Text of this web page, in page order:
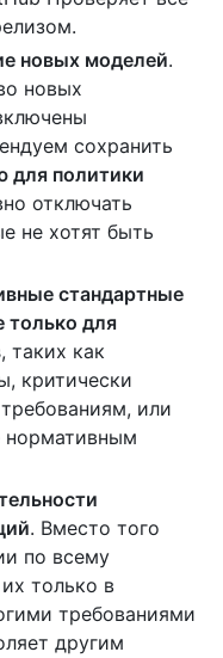
новых моделей.
новых
сохранить
для политики
отключать
не хотят быть
стандартные
только для
, таких как
критически
или
нормативным
. Вместо того
по всему
только в
требованиями
другим